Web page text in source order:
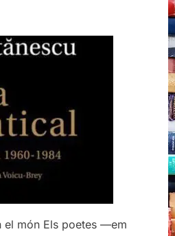
el món Els poetes —em